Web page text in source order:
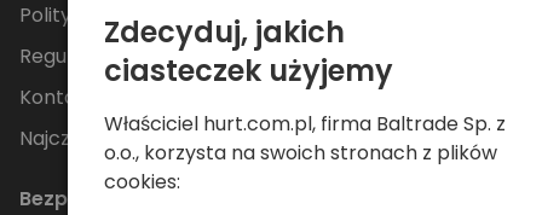
Polityka Prywatności
Regulamin
Kontakt
Najczęściej zadawane pytania
Bezpieczne płatności
Zdecyduj, jakich
ciasteczek użyjemy
Właściciel hurt.com.pl, firma Baltrade Sp. z
o.o., korzysta na swoich stronach z plików
cookies: